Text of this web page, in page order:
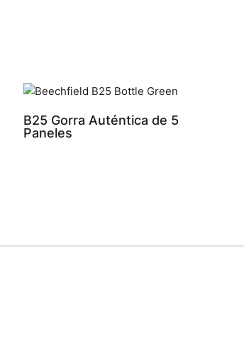
B25 Gorra Auténtica de 5
Paneles